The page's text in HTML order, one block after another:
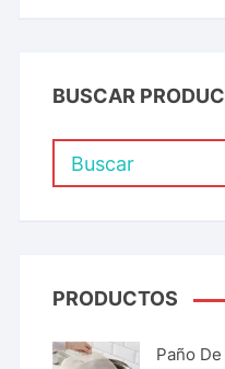
BUSCAR
PRODUCTOS
Paño